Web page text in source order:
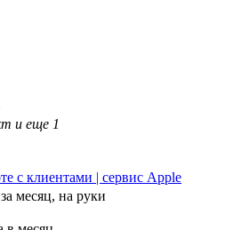
и еще 1
с клиентами | сервис Apple
за месяц, на руки